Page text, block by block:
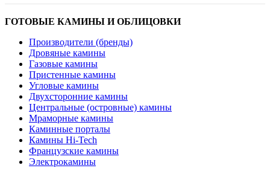
ГОТОВЫЕ КАМИНЫ И ОБЛИЦОВКИ
Производители (бренды)
Дровяные камины
Газовые камины
Пристенные камины
Угловые камины
Двухсторонние камины
Центральные (островные) камины
Мраморные камины
Каминные порталы
Камины Hi-Tech
Французские камины
Электрокамины